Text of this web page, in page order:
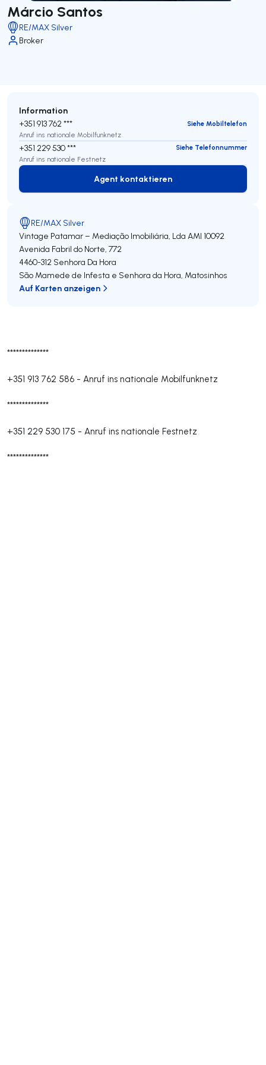
Márcio Santos
RE/MAX Silver
Broker
**************
+351 913 762 586 - Anruf ins nationale Mobilfunknetz
**************
+351 229 530 175 - Anruf ins nationale Festnetz
**************
Information
+351 913 762 ***
Siehe Mobiltelefon
Anruf ins nationale Mobilfunknetz
+351 229 530 ***
Siehe Telefonnummer
Anruf ins nationale Festnetz
Agent kontaktieren
Agent kontaktieren
RE/MAX Silver
Vintage Patamar – Mediação Imobiliária, Lda AMI 10092
Avenida Fabril do Norte, 772
4460-312 Senhora Da Hora
São Mamede de Infesta e Senhora da Hora, Matosinhos
Auf Karten anzeigen